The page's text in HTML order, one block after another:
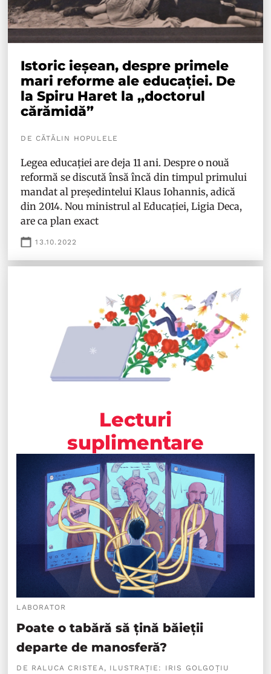
Istoric ieșean, despre primele
mari reforme ale educației. De
la Spiru Haret la „doctorul
cărămidă”
DE CĂTĂLIN HOPULELE
Legea educației are deja 11 ani. Despre o nouă
reformă se discută însă încă din timpul primului
mandat al președintelui Klaus Iohannis, adică
din 2014. Nou ministrul al Educației, Ligia Deca,
are ca plan exact
13.10.2022
Lecturi
suplimentare
LABORATOR
Poate o tabără să țină băieții
departe de manosferă?
DE RALUCA CRISTEA, ILUSTRAȚIE: IRIS GOLGOȚIU